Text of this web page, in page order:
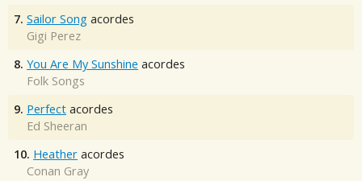
7. Sailor Song acordes
Gigi Perez
8. You Are My Sunshine acordes
Folk Songs
9. Perfect acordes
Ed Sheeran
10. Heather acordes
Conan Gray